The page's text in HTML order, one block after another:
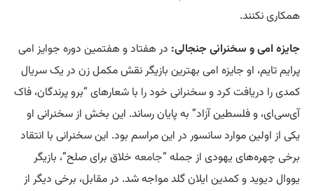
همکاری نکنند.
جایزه امی و سخنرانی جنجالی: در هفتاد و هفتمین دوره جوایز امی
پرایم تایم، او جایزه امی بهترین بازیگر نقش مکمل زن در یک سریال
کمدی را دریافت کرد و سخنرانی خود را با شعارهای “برو پرندگان، فاک
آی‌سی‌ای، و فلسطین آزاد” به پایان رساند. این بخش از سخنرانی او
یکی از اولین موارد سانسور در این مراسم بود. این سخنرانی با انتقاد
برخی چهره‌های یهودی از جمله “جامعه خلاق برای صلح”، بازیگر
یووال دیوید و کمدین ایلان گلد مواجه شد. در مقابل، برخی دیگر از